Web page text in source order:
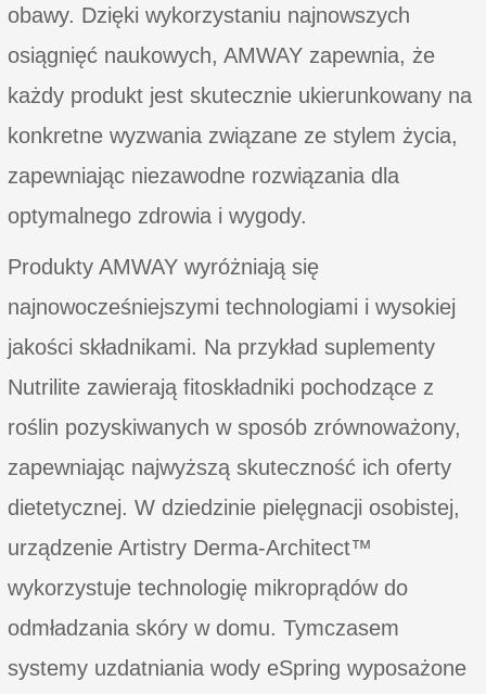
obawy. Dzięki wykorzystaniu najnowszych
osiągnięć naukowych, AMWAY zapewnia, że
każdy produkt jest skutecznie ukierunkowany na
konkretne wyzwania związane ze stylem życia,
zapewniając niezawodne rozwiązania dla
optymalnego zdrowia i wygody.
Produkty AMWAY wyróżniają się
najnowocześniejszymi technologiami i wysokiej
jakości składnikami. Na przykład suplementy
Nutrilite zawierają fitoskładniki pochodzące z
roślin pozyskiwanych w sposób zrównoważony,
zapewniając najwyższą skuteczność ich oferty
dietetycznej. W dziedzinie pielęgnacji osobistej,
urządzenie Artistry Derma-Architect™
wykorzystuje technologię mikroprądów do
odmładzania skóry w domu. Tymczasem
systemy uzdatniania wody eSpring wyposażone